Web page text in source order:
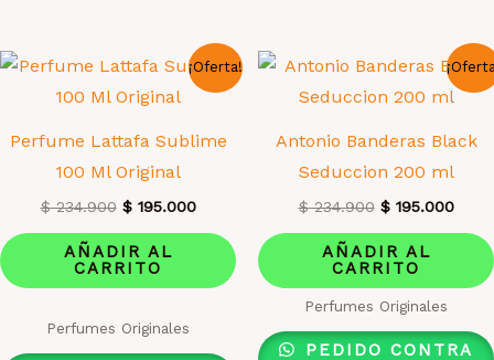
¡Oferta!
Perfume Lattafa Sublime
100 Ml Original
$234.900 El
original
era:
$ 234.900.
$195.000El
actual
$ 195.000.
AÑADIR AL
CARRITO
Valorado
1.00
Perfumes Originales
Antonio Banderas Black
Seduccion 200 ml
$234.900 El
original
era:
$ 234.900.
$195.000El
$
AÑADIR AL
CARRITO
Perfumes Originales
PEDIDO CONTRA